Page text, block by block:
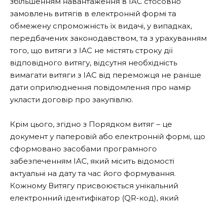
замовлень витягів в електронній формі та
обмежену спроможність їх видачі, у випадках,
передбачених законодавством, та з урахуванням
того, що витяги з ІАС не містять строку дії
відповідного витягу, відсутня необхідність
вимагати витяги з ІАС від переможця не раніше
дати оприлюднення повідомлення про намір
укласти договір про закупівлю.
Крім цього, згідно з Порядком витяг – це
документ у паперовій або електронній формі, що
сформовано засобами програмного
забезпеченням ІАС, який місить відомості
актуальні на дату та час його формування.
Кожному Витягу присвоюється унікальний
електронний ідентифікатор (QR-код), який